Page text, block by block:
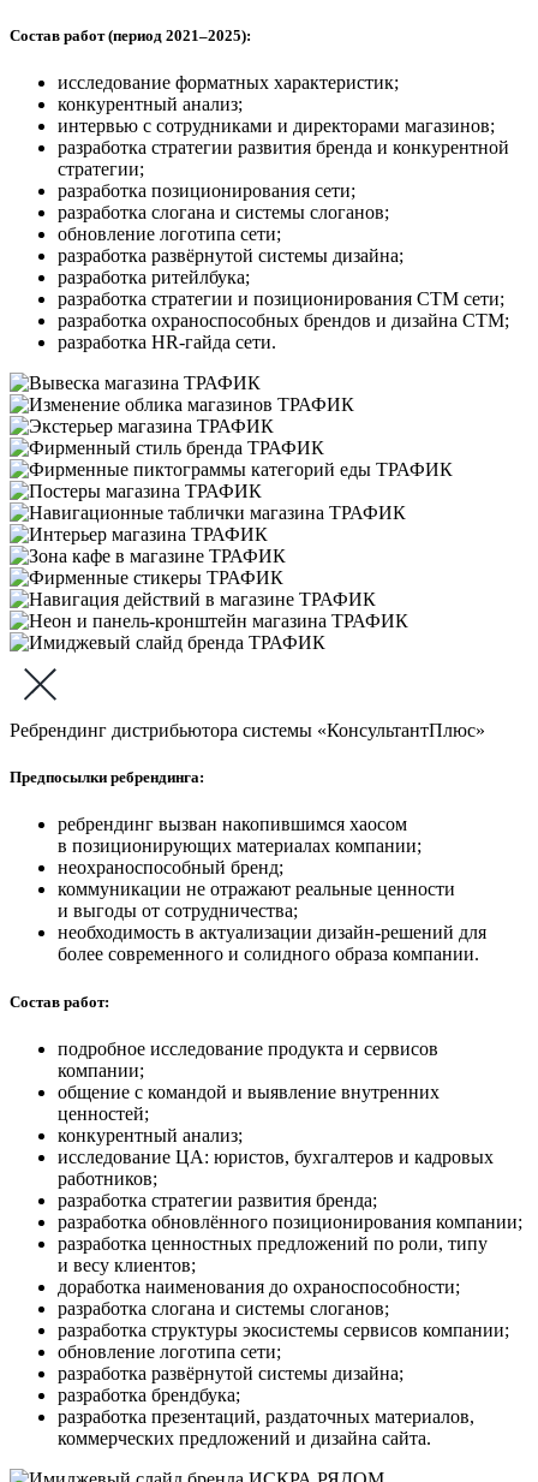
Состав работ (период 2021–2025):
исследование форматных характеристик;
конкурентный анализ;
интервью с сотрудниками и директорами магазинов;
разработка стратегии развития бренда и конкурентной
стратегии;
разработка позиционирования сети;
разработка слогана и системы слоганов;
обновление логотипа сети;
разработка развёрнутой системы дизайна;
разработка ритейлбука;
разработка стратегии и позиционирования СТМ сети;
разработка охраноспособных брендов и дизайна СТМ;
разработка HR-гайда сети.
Ребрендинг дистрибьютора системы «КонсультантПлюс»
Предпосылки ребрендинга:
ребрендинг вызван накопившимся хаосом
в позиционирующих материалах компании;
неохраноспособный бренд;
коммуникации не отражают реальные ценности
и выгоды от сотрудничества;
необходимость в актуализации дизайн-решений для
более современного и солидного образа компании.
Состав работ:
подробное исследование продукта и сервисов
компании;
общение с командой и выявление внутренних
ценностей;
конкурентный анализ;
исследование ЦА: юристов, бухгалтеров и кадровых
работников;
разработка стратегии развития бренда;
разработка обновлённого позиционирования компании;
разработка ценностных предложений по роли, типу
и весу клиентов;
доработка наименования до охраноспособности;
разработка слогана и системы слоганов;
разработка структуры экосистемы сервисов компании;
обновление логотипа сети;
разработка развёрнутой системы дизайна;
разработка брендбука;
разработка презентаций, раздаточных материалов,
коммерческих предложений и дизайна сайта.